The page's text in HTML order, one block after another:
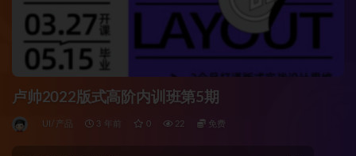
卢帅2022版式高阶内训班第5期
UI/产品 3 年前 0 22 免费